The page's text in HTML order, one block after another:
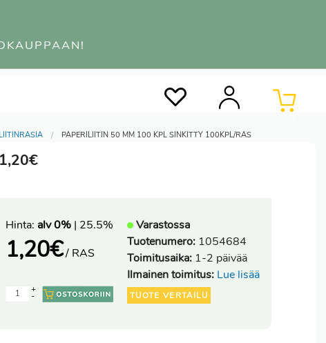
PAPERILIITIN 50 MM 100 KPL SINKITTY 100KPL/RAS
Hinta: alv 0% | 25.5%
1,20€/ RAS
-
+
Varastossa
Tuotenumero: 1054684
Toimitusaika: 1-2 päivää
Ilmainen toimitus: Lue lisää
TUOTE VERTAILU